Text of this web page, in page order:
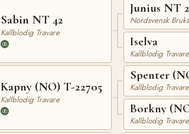
Sabin NT 42
Kallblodig Travare
Kapny (NO) T-22705
Kallblodig Travare
Junius NT
Nordsvensk
Iselva
Kallblodig Travare
Spenter
Kallblodig Travare
Borkny
Kallblodig Travare